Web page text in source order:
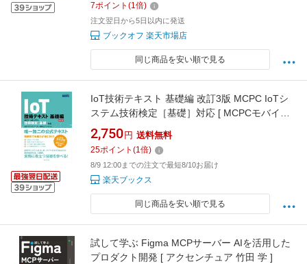
7ポイント (1倍)
注文翌日から5日以内に発送
ブックオフ 楽天市場店
同じ商品を安い順で見る
IoT技術テキスト 基礎編 改訂3版 MCPC IoTシ
ステム技術検定［基礎］対応 [ MCPCモバイル
コンピューティング推進コンソーシアム ]
2,750 円 送料無料
25ポイント (1倍)
8/9 12:00までの注文で最短8/10お届け
楽天ブックス
同じ商品を安い順で見る
試して学ぶ Figma MCPサーバー AIを活用した
プロダクト開発 [ アクセンチュア 竹田 学 ]